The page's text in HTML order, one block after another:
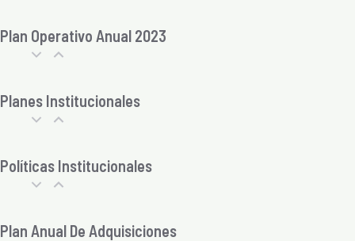
Plan Operativo Anual 2023
Planes Institucionales
Políticas Institucionales
Plan Anual De Adquisiciones